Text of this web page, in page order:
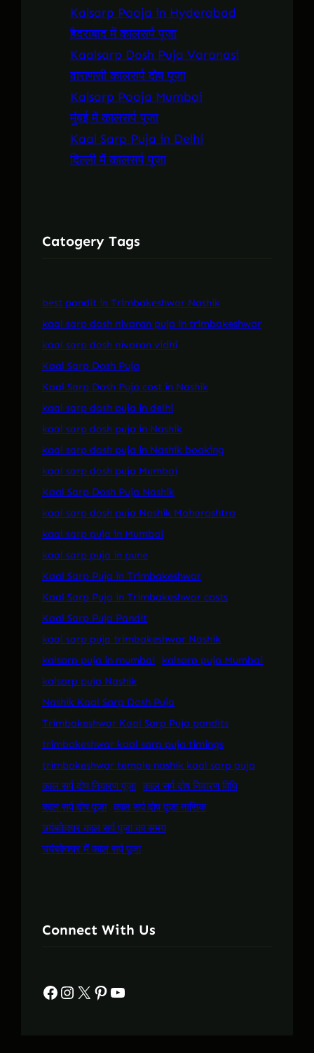
Kalsarp Pooja in Hyderabad
हैदराबाद में कालसर्प पूजा
Kaalsarp Dosh Puja Varanasi
वाराणसी कालसर्प दोष पूजा
Kalsarp Pooja Mumbai
मुंबई में कालसर्प पूजा
Kaal Sarp Puja in Delhi
दिल्ली में कालसर्प पूजा
Catogery Tags
best pandit in Trimbakeshwar Nashik
kaal sarp dosh nivaran puja in trimbakeshwar
kaal sarp dosh nivaran vidhi
Kaal Sarp Dosh Puja
Kaal Sarp Dosh Puja cost in Nashik
kaal sarp dosh puja in delhi
kaal sarp dosh puja in Nashik
kaal sarp dosh puja in Nashik booking
kaal sarp dosh puja Mumbai
Kaal Sarp Dosh Puja Nashik
kaal sarp dosh puja Nashik Maharashtra
kaal sarp puja in Mumbai
kaal sarp puja in pune
Kaal Sarp Puja in Trimbakeshwar
Kaal Sarp Puja in Trimbakeshwar costs
Kaal Sarp Puja Pandit
kaal sarp puja trimbakeshwar Nashik
kalsarp puja in mumbai
kalsarp puja Mumbai
kalsarp puja Nashik
Nashik Kaal Sarp Dosh Puja
Trimbakeshwar Kaal Sarp Puja pandits
trimbakeshwar kaal sarp puja timings
trimbakeshwar temple nashik kaal sarp puja
काल सर्प दोष निवारण पूजा काल सर्प दोष निवारण विधि
काल सर्प दोष पूजा काल सर्प दोष पूजा नासिक
त्र्यंबकेश्वर काल सर्प पूजा का समय
त्र्यंबकेश्वर में काल सर्प पूजा
Connect With Us
Facebook Instagram X Pinterest YouTube